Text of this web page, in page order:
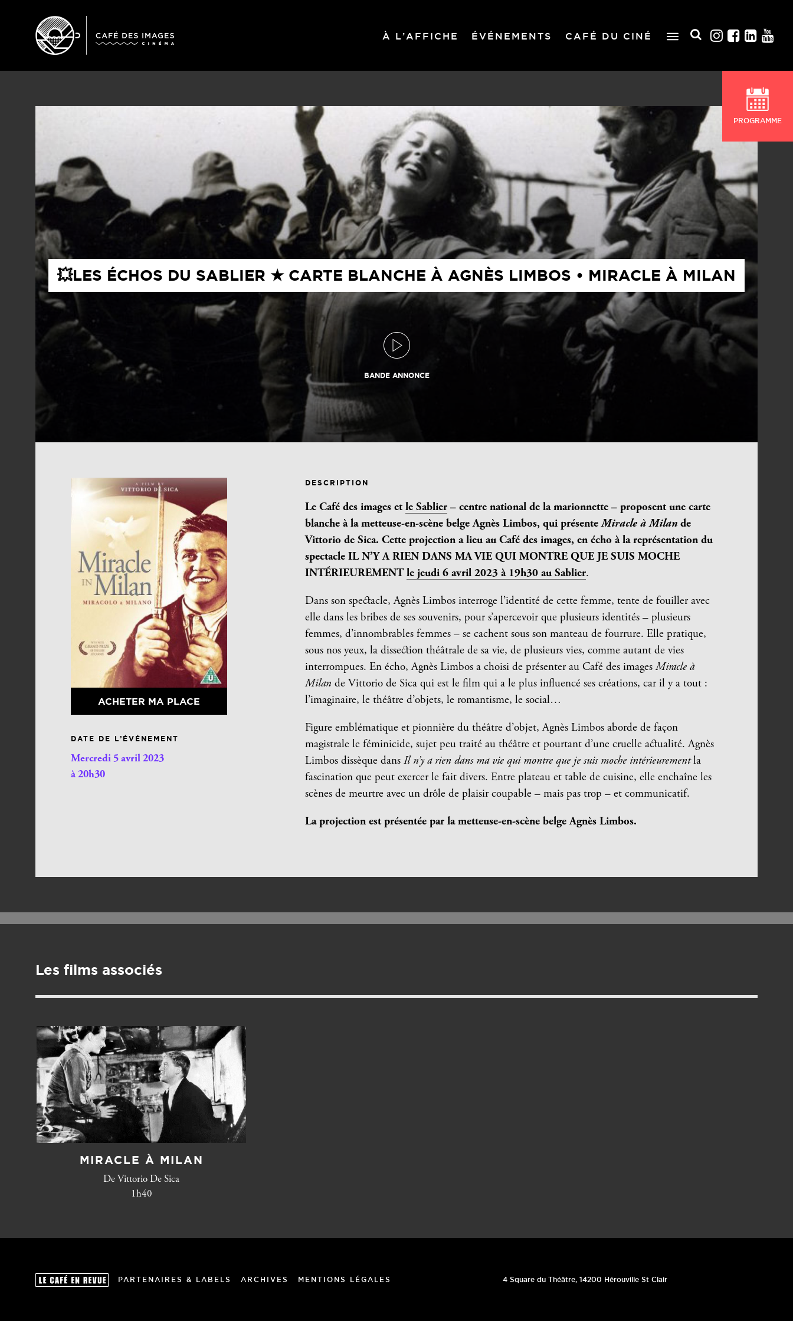
À L’AFFICHE ÉVÉNEMENTS CAFÉ DU CINÉ
PROGRAMME
💥LES ÉCHOS DU SABLIER ★ CARTE BLANCHE À AGNÈS LIMBOS • MIRACLE À MILAN
BANDE ANNONCE
ACHETER MA PLACE
DATE DE L’ÉVÉNEMENT
Mercredi 5 avril 2023
à 20h30
DESCRIPTION
Le Café des images etle Sablier –centre national de la marionnette – proposent une carte
blanche à la metteuse-en-scène belgeAgnès Limbos,qui présenteMiracle à Milan de
Vittorio de Sica. Cette projection a lieu au Café des images, en écho à la représentation du
spectacleIL N’Y A RIEN DANS MA VIE QUI MONTRE QUE JE SUIS MOCHE
INTÉRIEUREMENT le jeudi 6 avril 2023 à 19h30 au Sablier.
Dans son spectacle, Agnès Limbos interroge l’identité de cette femme, tente de fouiller avec
elle dans les bribes de ses souvenirs, pour s’apercevoir que plusieurs identités – plusieurs
femmes, d’innombrables femmes – se cachent sous son manteau de fourrure. Elle pratique,
sous nos yeux, la dissection théâtrale de sa vie, de plusieurs vies, comme autant de vies
interrompues. En écho, Agnès Limbos a choisi de présenter au Café des imagesMiracle à
Milan de Vittorio de Sica qui est le film qui a le plus influencé ses créations, car il y a tout :
l’imaginaire, le théâtre d’objets, le romantisme, le social…
Figure emblématique et pionnière du théâtre d’objet, Agnès Limbos aborde de façon
magistrale le féminicide, sujet peu traité au théâtre et pourtant d’une cruelle actualité. Agnès
Limbos dissèque dansIl n’y a rien dans ma vie qui montre que je suis moche intérieurementla
fascination que peut exercer le fait divers. Entre plateau et table de cuisine, elle enchaîne les
scènes de meurtre avec un drôle de plaisir coupable – mais pas trop – et communicatif.
La projection est présentée par la metteuse-en-scène belgeAgnès Limbos.
Les films associés
MIRACLE À MILAN
De Vittorio De Sica
1h40
PARTENAIRES & LABELS ARCHIVES MENTIONS LÉGALES 4 Square du Théâtre, 14200 Hérouville St Clair